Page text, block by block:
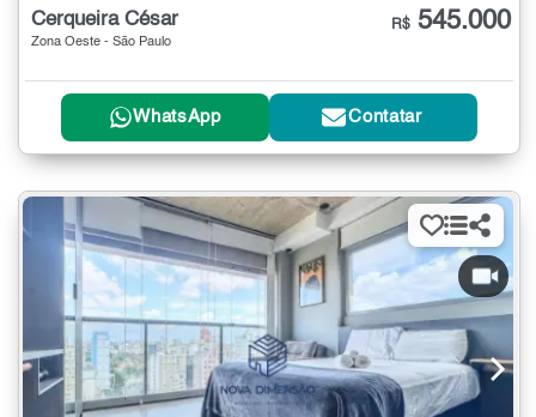
Cerqueira César
Zona Oeste - São Paulo
R$ 545.000
WhatsApp Contatar